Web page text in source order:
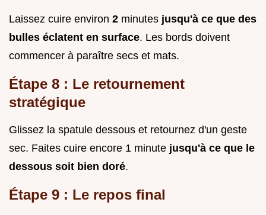
Laissez cuire environ 2 minutes jusqu'à ce que des
bulles éclatent en surface. Les bords doivent
commencer à paraître secs et mats.
Étape 8 : Le retournement
stratégique
Glissez la spatule dessous et retournez d'un geste
sec. Faites cuire encore 1 minute jusqu'à ce que le
dessous soit bien doré.
Étape 9 : Le repos final